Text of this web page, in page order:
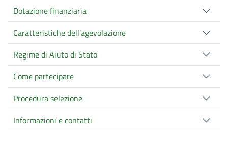
Dotazione finanziaria
Caratteristiche dell'agevolazione
Regime di Aiuto di Stato
Come partecipare
Procedura selezione
Informazioni e contatti